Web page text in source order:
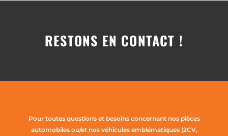
RESTONS EN CONTACT !
Pour toutes questions et besoins concernant nos pièces
automobiles ou/et nos véhicules emblématiques (2CV,